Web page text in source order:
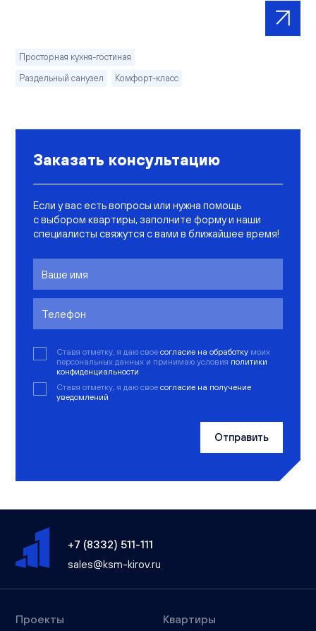
Просторная кухня-гостиная
Раздельный санузел
Комфорт-класс
Заказать консультацию
Если у вас есть вопросы или нужна помощь
с выбором квартиры, заполните форму и наши
специалисты свяжутся с вами в ближайшее время!
Ставя отметку, я даю свое согласие на обработку моих
персональных данных и принимаю условия политики
конфиденциальности
Ставя отметку, я даю свое согласие на получение
уведомлений
Отправить
+7 (8332) 511-111
sales@ksm-kirov.ru
Проекты Квартиры